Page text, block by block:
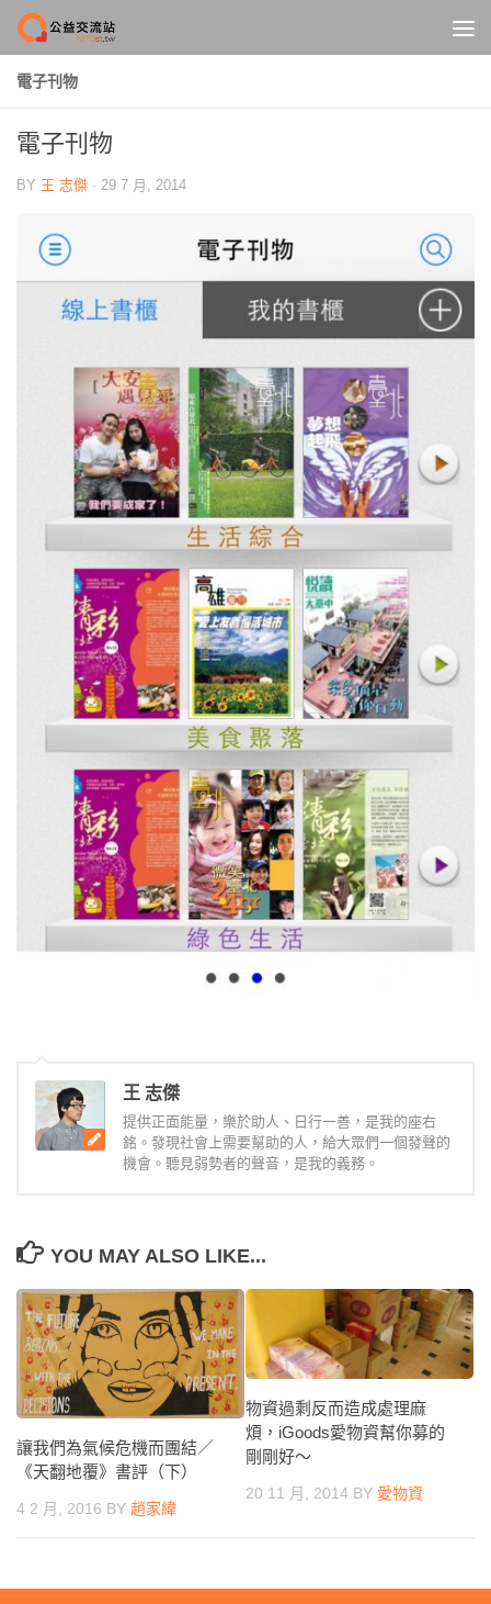
Skip to content
電子刊物
電子刊物
BY 王 志傑 · 29 7 月, 2014
王 志傑
提供正面能量，樂於助人、日行一善，是我的座右
銘。發現社會上需要幫助的人，給大眾們一個發聲的
機會。聽見弱勢者的聲音，是我的義務。
YOU MAY ALSO LIKE...
讓我們為氣候危機而團結／
《天翻地覆》書評（下）
4 2 月, 2016 BY 趙家緯
物資過剩反而造成處理麻
煩，iGoods愛物資幫你募的
剛剛好～
20 11 月, 2014 BY 愛物資